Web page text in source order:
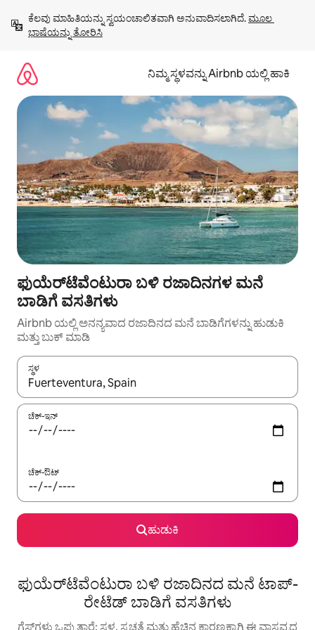
ಹೋಗಿ
ಕೆಲವು ಮಾಹಿತಿಯನ್ನು ಸ್ವಯಂಚಾಲಿತವಾಗಿ ಅನುವಾದಿಸಲಾಗಿದೆ. ಮೂಲ
ಭಾಷೆಯನ್ನು ತೋರಿಸಿ
ನಿಮ್ಮ ಸ್ಥಳವನ್ನು Airbnb ಯಲ್ಲಿ ಹಾಕಿ
ಫುಯೆರ್‌ಟೆವೆಂಟುರಾ ಬಳಿ ರಜಾದಿನಗಳ ಮನೆ
ಬಾಡಿಗೆ ವಸತಿಗಳು
Airbnb ಯಲ್ಲಿ ಅನನ್ಯವಾದ ರಜಾದಿನದ ಮನೆ ಬಾಡಿಗೆಗಳನ್ನು ಹುಡುಕಿ
ಮತ್ತು ಬುಕ್ ಮಾಡಿ
ಸ್ಥಳ
ಫಲಿತಾಂಶಗಳು ಲಭ್ಯವಿರುವಾಗ, ಅಪ್ ಮತ್ತು ಡೌನ್ ಬಾಣದ ಕೀಲಿಗಳೊಂದಿಗೆ
ಚೆಕ್-ಇನ್
ಚೆಕ್-ಔಟ್
ಹುಡುಕಿ
ಫುಯೆರ್‌ಟೆವೆಂಟುರಾ ಬಳಿ ರಜಾದಿನದ ಮನೆ ಟಾಪ್-
ರೇಟೆಡ್ ಬಾಡಿಗೆ ವಸತಿಗಳು
ಗೆಸ್ಟ್‌ಗಳು ಒಪ್ಪುತ್ತಾರೆ: ಸ್ಥಳ, ಸ್ವಚ್ಛತೆ ಮತ್ತು ಹೆಚ್ಚಿನ ಕಾರಣಕ್ಕಾಗಿ ಈ ವಾಸ್ತವ್ಯದ